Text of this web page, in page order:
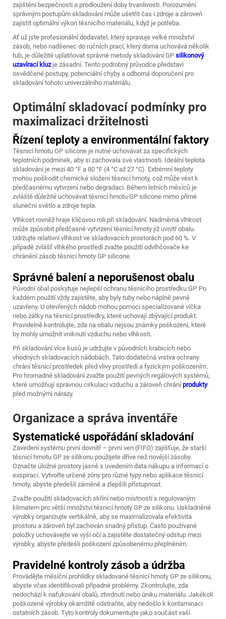
zajištění bezpečnosti a prodloužení doby trvanlivosti. Porozumění
správným postupům skladování může ušetřit čas i zdroje a zároveň
zajistit optimální výkon těsnicího materiálu, když je potřeba.
Ať už jste profesionální dodavatel, který spravuje velké množství
zásob, nebo nadšenec do ručních prací, který doma uchovává několik
tub, je důležité uplatňovat správné metody skladování GP silikonový
uzavírací kluz je zásadní. Tento podrobný průvodce představí
osvědčené postupy, potenciální chyby a odborná doporučení pro
skladování tohoto univerzálního materiálu.
Optimální skladovací podmínky pro
maximalizaci držitelnosti
Řízení teploty a environmentální faktory
Těsnicí hmotu GP silicone je nutné uchovávat za specifických
teplotních podmínek, aby si zachovala své vlastnosti. Ideální teplota
skladování je mezi 40 °F a 80 °F (4 °C až 27 °C). Extrémní teploty
mohou poškodit chemické složení těsnicí hmoty, což může vést k
předčasnému vytvrzení nebo degradaci. Během letních měsíců je
zvláště důležité uchovávat těsnicí hmotu GP silicone mimo přímé
sluneční světlo a zdroje tepla.
Vlhkost rovněž hraje klíčovou roli při skladování. Nadměrná vlhkost
může způsobit předčasné vytvrzení těsnicí hmoty již uvnitř obalu.
Udržujte relativní vlhkost ve skladovacích prostorách pod 60 %. V
případě zvlášť vlhkého prostředí zvažte použití odvlhčovače ke
chránění zásob těsnicí hmoty GP silicone.
Správné balení a neporušenost obalu
Původní obal poskytuje nejlepší ochranu těsnicího prostředku GP. Po
každém použití vždy zajistěte, aby byly tuby nebo náplně pevně
uzavřeny. U otevřených nádob mohou pomoci specializované víčka
nebo zátky na těsnicí prostředky, které uchovají zbývající produkt.
Pravidelně kontrolujte, zda na obalu nejsou známky poškození, které
by mohly umožnit vniknutí vzduchu nebo vlhkosti.
Při skladování více kusů je udržujte v původních krabicích nebo
vhodných skladovacích nádobách. Tato dodatečná vrstva ochrany
chrání těsnicí prostředek před vlivy prostředí a fyzickým poškozením.
Pro hromadné skladování zvažte použití pevných regálových systémů,
které umožňují správnou cirkulaci vzduchu a zároveň chráníprodukty
před možnými nárazy.
Organizace a správa inventáře
Systematické uspořádání skladování
Zavedení systému první dovnitř – první ven (FIFO) zajišťuje, že starší
těsnicí hmotu GP ze silikonu použijete dříve než novější zásoby.
Označte úložné prostory jasně s uvedením data nákupu a informací o
exspiraci. Vytvořte určené zóny pro různé typy nebo aplikace těsnicí
hmoty, abyste předešli záměně a zlepšili přístupnost.
Zvažte použití skladovacích skříní nebo místností s regulovaným
klimatem pro větší množství těsnicí hmoty GP ze silikonu. Uskladněné
výrobky organizujte vertikálně, aby se maximalizovala efektivita
prostoru a zároveň byl zachován snadný přístup. Často používané
položky uchovávejte ve výši očí a zajistěte dostatečný odstup mezi
výrobky, abyste předešli poškození způsobenému přeplněním.
Pravidelné kontroly zásob a údržba
Provádějte měsíční prohlídky skladované těsnicí hmoty GP ze silikonu,
abyste včas identifikovali případné problémy. Zkontrolujte, zda
nedochází k nafukování obalů, ztvrdnutí nebo úniku materiálu. Jakékoli
poškozené výrobky okamžitě odstraňte, aby nedošlo k kontaminaci
ostatních zásob. Tyto kontroly dokumentujte jako součást vaší